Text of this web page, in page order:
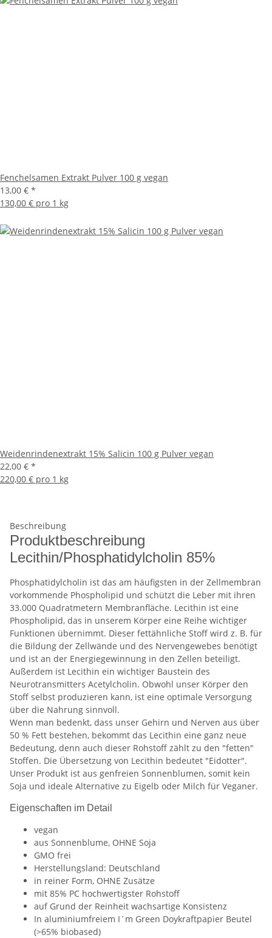
Fenchelsamen Extrakt Pulver 100 g vegan
13,00 € *
130,00 € pro 1 kg
Weidenrindenextrakt 15% Salicin 100 g Pulver vegan
22,00 € *
220,00 € pro 1 kg
Beschreibung
Produktbeschreibung
Lecithin/Phosphatidylcholin 85%
Phosphatidylcholin ist das am häufigsten in der Zellmembran
vorkommende Phospholipid und schützt die Leber mit ihren
33.000 Quadratmetern Membranfläche. Lecithin ist eine
Phospholipid, das in unserem Körper eine Reihe wichtiger
Funktionen übernimmt. Dieser fettähnliche Stoff wird z. B. für
die Bildung der Zellwände und des Nervengewebes benötigt
und ist an der Energiegewinnung in den Zellen beteiligt.
Außerdem ist Lecithin ein wichtiger Baustein des
Neurotransmitters Acetylcholin. Obwohl unser Körper den
Stoff selbst produzieren kann, ist eine optimale Versorgung
über die Nahrung sinnvoll.
Wenn man bedenkt, dass unser Gehirn und Nerven aus über
50 % Fett bestehen, bekommt das Lecithin eine ganz neue
Bedeutung, denn auch dieser Rohstoff zählt zu den "fetten"
Stoffen. Die Übersetzung von Lecithin bedeutet "Eidotter".
Unser Produkt ist aus genfreien Sonnenblumen, somit kein
Soja und ideale Alternative zu Eigelb oder Milch für Veganer.
Eigenschaften im Detail
vegan
aus Sonnenblume, OHNE Soja
GMO frei
Herstellungsland: Deutschland
in reiner Form, OHNE Zusätze
mit 85% PC hochwertigster Rohstoff
auf Grund der Reinheit wachsartige Konsistenz
In aluminiumfreiem I´m Green Doykraftpapier Beutel
(>65% biobased)